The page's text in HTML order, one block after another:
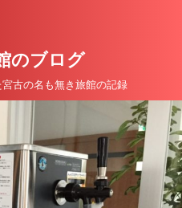
のブログ
古の名も無き旅館の記録